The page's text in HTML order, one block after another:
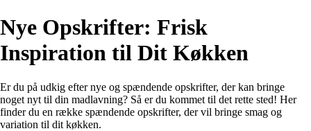
Nye Opskrifter: Frisk
Inspiration til Dit Køkken
Er du på udkig efter nye og spændende opskrifter, der kan bringe
noget nyt til din madlavning? Så er du kommet til det rette sted! Her
finder du en række spændende opskrifter, der vil bringe smag og
variation til dit køkken.